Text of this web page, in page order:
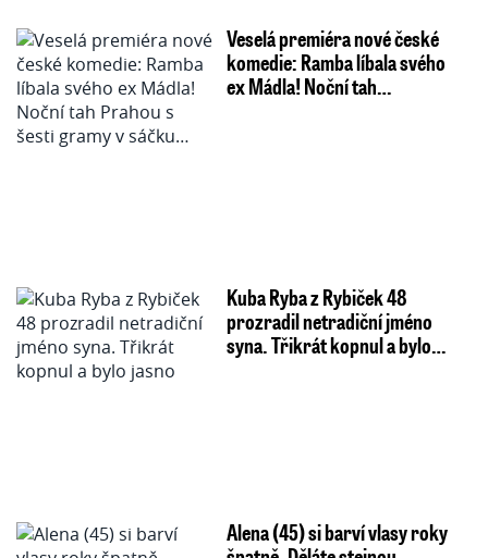
Veselá premiéra nové české
komedie: Ramba líbala svého
ex Mádla! Noční tah…
Kuba Ryba z Rybiček 48
prozradil netradiční jméno
syna. Třikrát kopnul a bylo…
Alena (45) si barví vlasy roky